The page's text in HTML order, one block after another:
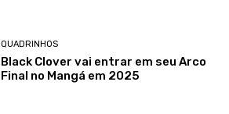
QUADRINHOS
Black Clover vai entrar em seu Arco
Final no Mangá em 2025